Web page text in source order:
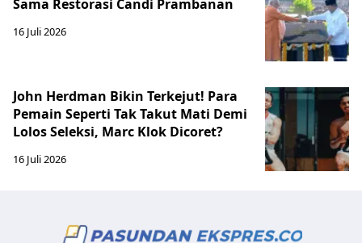
Sama Restorasi Candi Prambanan
16 Juli 2026
John Herdman Bikin Terkejut! Para
Pemain Seperti Tak Takut Mati Demi
Lolos Seleksi, Marc Klok Dicoret?
16 Juli 2026